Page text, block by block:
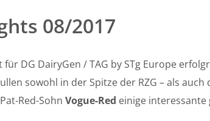
08/2017
DG DairyGen / TAG by STg Europe
sowohl in der Spitze der RZG – als
Red-SohnVogue-Red einige interessante